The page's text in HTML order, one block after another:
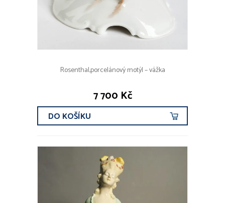
Rosenthal,porcelánový motýl – vážka
7 700 Kč
DO KOŠÍKU